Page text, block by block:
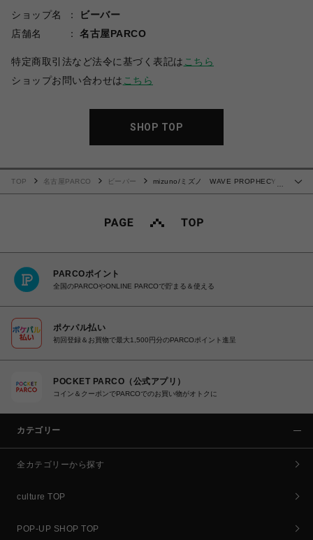
ショップ名
ビーバー
店舗名
名古屋PARCO
特定商取引法など法令に基づく表記は こちら
ショップお問い合わせは こちら
SHOP TOP
…
TOP 名古屋PARCO ビーバー
mizuno/ミズノ WAVE PROPHECY
PARCOポイント
全国のPARCOやONLINE PARCOで貯まる＆使える
ポケパル払い
初回登録＆お買物で最大1,500円分のPARCOポイント進呈
POCKET PARCO（公式アプリ）
コイン＆クーポンでPARCOでのお買い物がオトクに
カテゴリー
全カテゴリーから探す
culture TOP
POP-UP SHOP TOP